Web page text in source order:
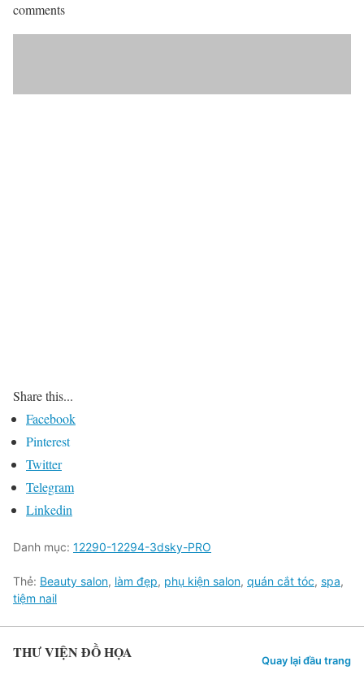
comments
Share this...
Facebook
Pinterest
Twitter
Telegram
Linkedin
Danh mục: 12290-12294-3dsky-PRO
Thẻ: Beauty salon, làm đẹp, phụ kiện salon, quán cắt tóc, spa,
tiệm nail
THƯ VIỆN ĐỒ HỌA Quay lại đầu trang